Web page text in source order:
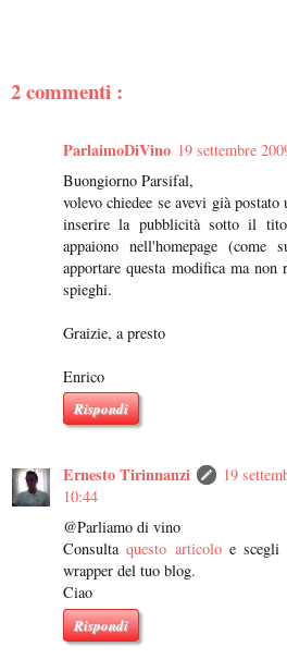
2 commenti :
ParlaimoDiVino 19 settembre
Buongiorno Parsifal,
volevo chiedee se avevi già
inserire la pubblicità sotto il
appaiono nell'homepage (come
apportare questa modifica ma
spieghi.
Graizie, a presto
Enrico
Rispondi
Ernesto Tirinnanzi
19
10:44
@Parliamo di vino
Consultaquesto articoloe scegli
wrapper del tuo blog.
Ciao
Rispondi